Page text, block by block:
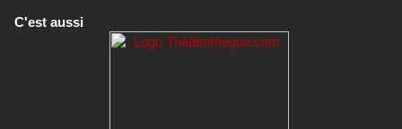
C'est aussi